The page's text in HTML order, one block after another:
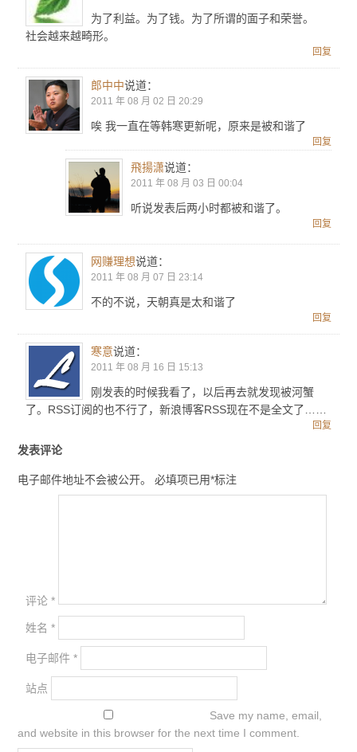
为了利益。为了钱。为了所谓的面子和荣誉。
社会越来越畸形。
回复
郎中中说道：
2011 年 08 月 02 日 20:29
唉 我一直在等韩寒更新呢，原来是被和谐了
回复
飛揚潇说道：
2011 年 08 月 03 日 00:04
听说发表后两小时都被和谐了。
回复
网赚理想说道：
2011 年 08 月 07 日 23:14
不的不说，天朝真是太和谐了
回复
寒意说道：
2011 年 08 月 16 日 15:13
刚发表的时候我看了，以后再去就发现被河蟹
了。RSS订阅的也不行了，新浪博客RSS现在不是全文了……
回复
发表评论
电子邮件地址不会被公开。 必填项已用*标注
评论*
姓名*
电子邮件*
站点
Save my name, email,
and website in this browser for the next time I comment.